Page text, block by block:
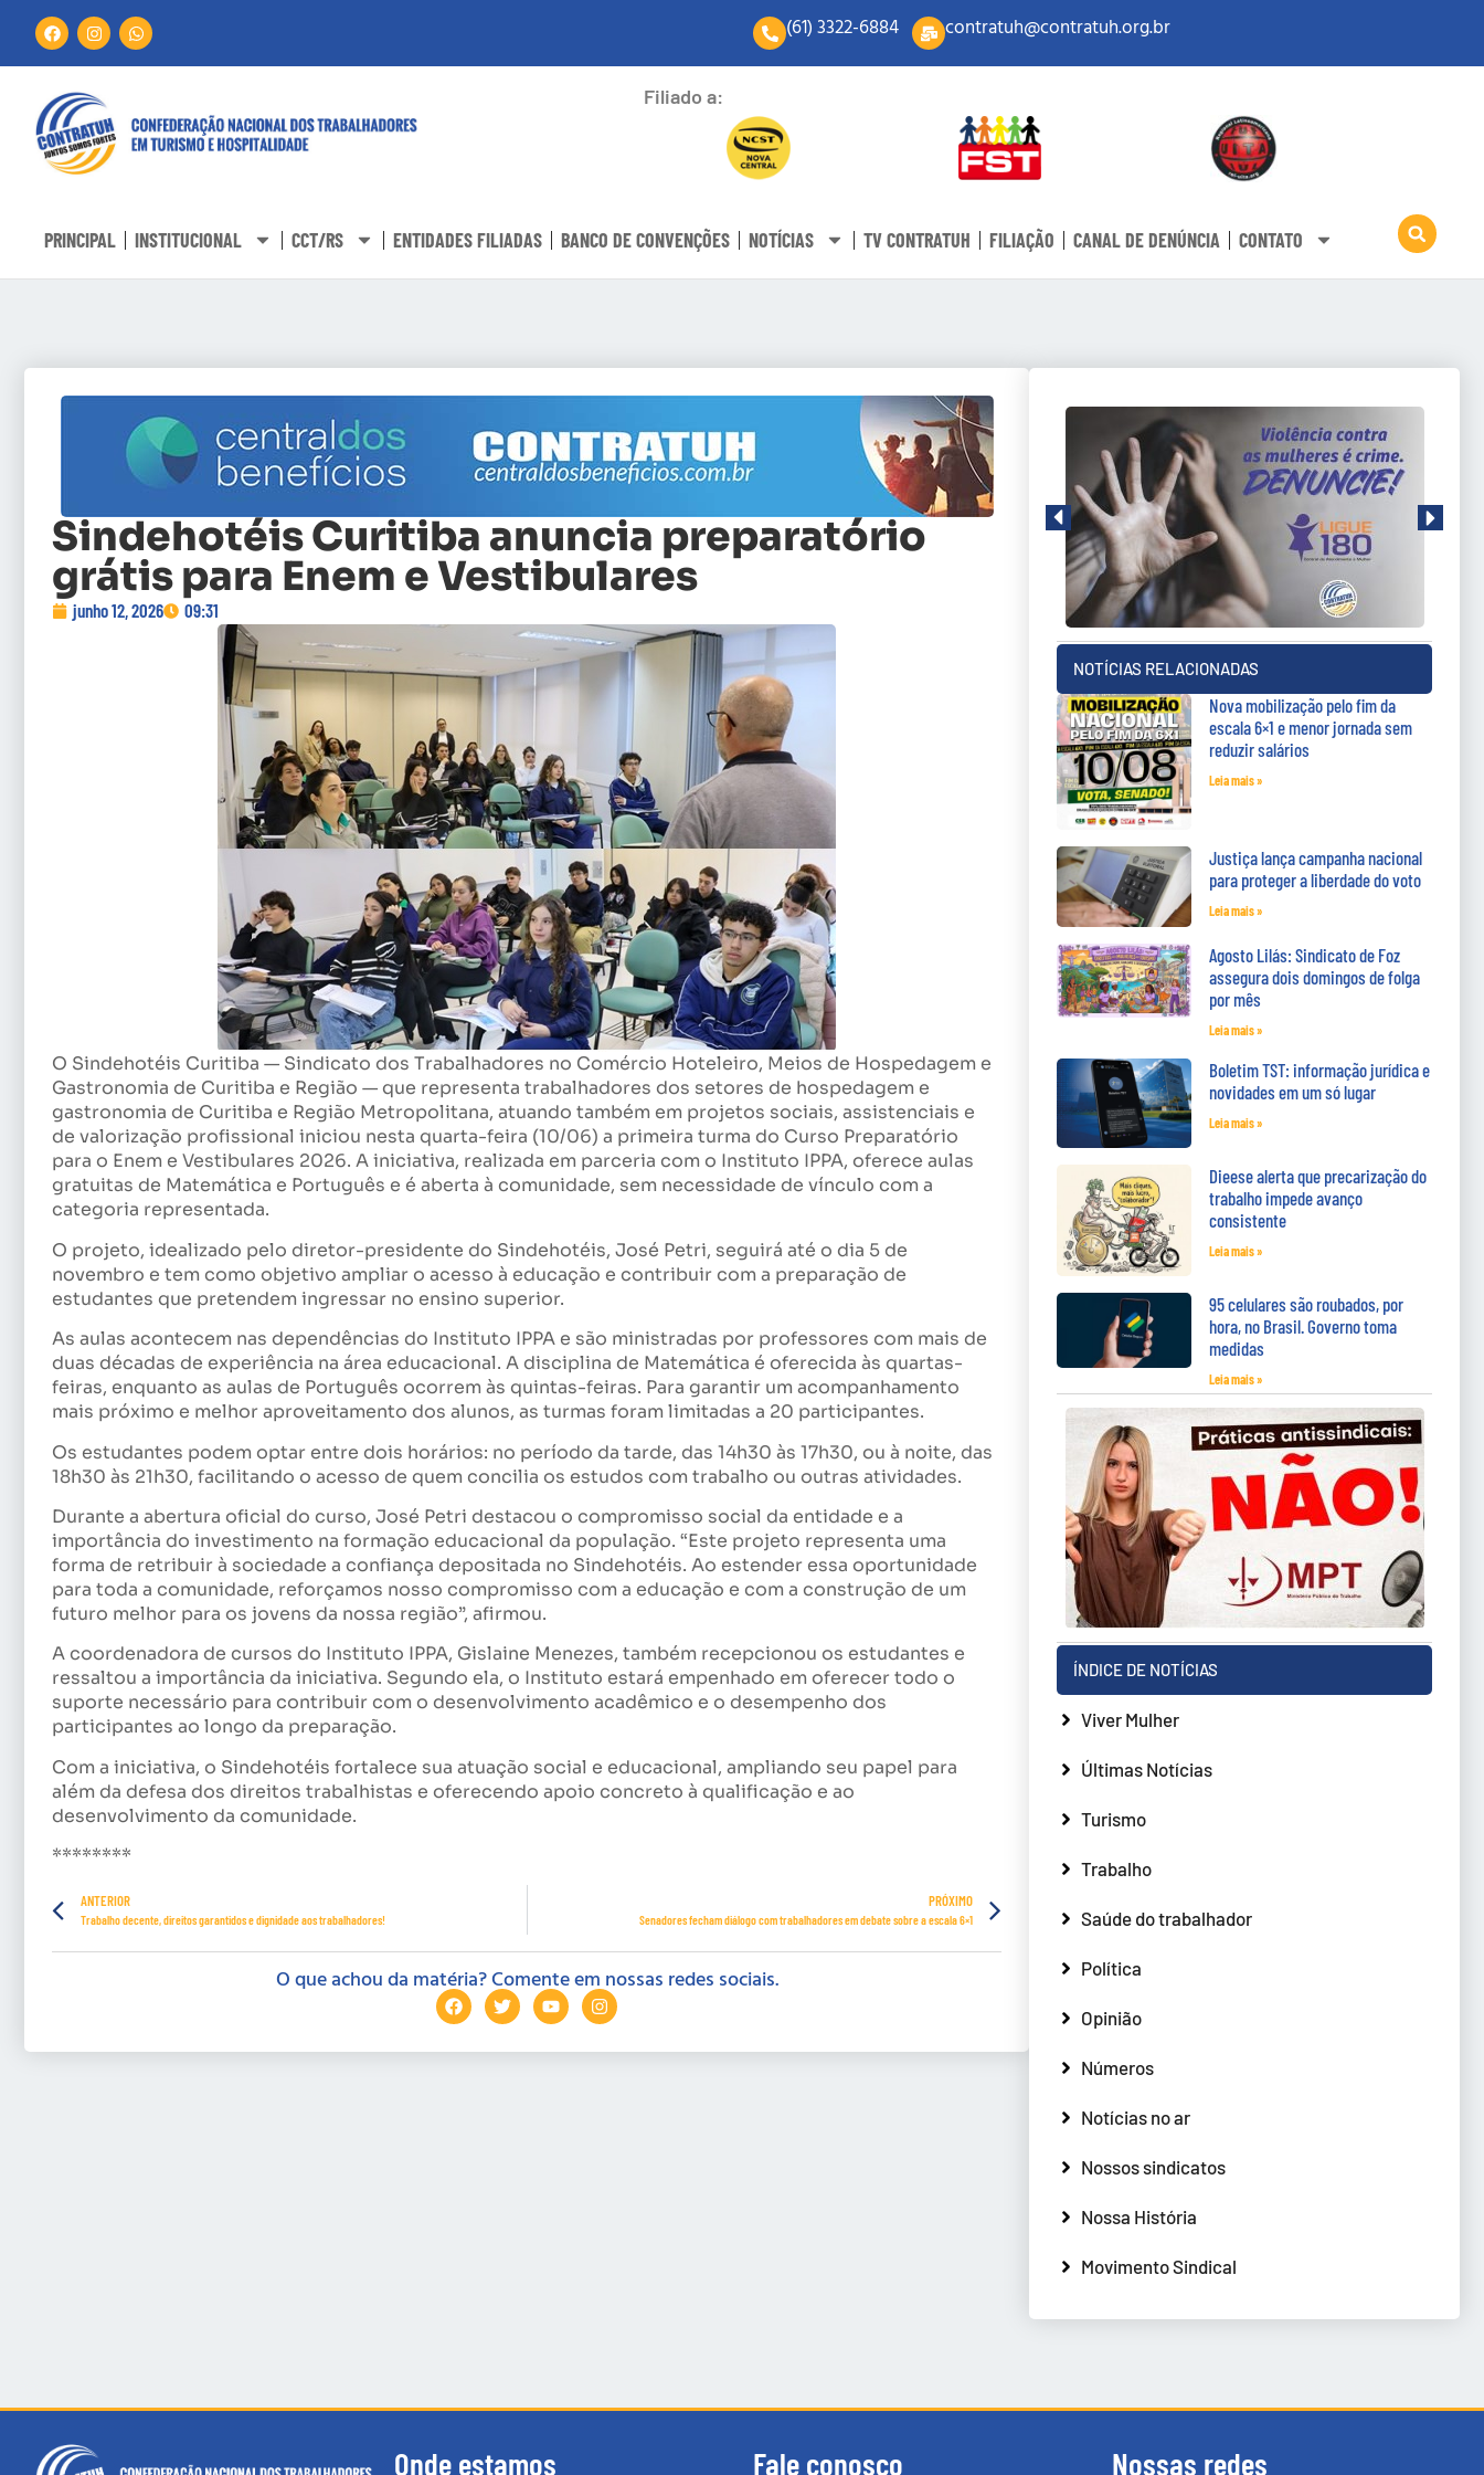
(61) 3322-6884 contratuh@contratuh.org.br
Filiado a:
PRINCIPAL INSTITUCIONAL CCT/RS ENTIDADES FILIADAS BANCO DE CONVENÇÕES NOTÍCIAS TV CONTRATUH FILIAÇÃO CANAL DE DENÚNCIA CONTATO
Sindehotéis Curitiba anuncia preparatório
grátis para Enem e Vestibulares
junho 12, 2026 09:31
O Sindehotéis Curitiba — Sindicato dos Trabalhadores no Comércio Hoteleiro, Meios de Hospedagem e
Gastronomia de Curitiba e Região — que representa trabalhadores dos setores de hospedagem e
gastronomia de Curitiba e Região Metropolitana, atuando também em projetos sociais, assistenciais e
de valorização profissional iniciou nesta quarta-feira (10/06) a primeira turma do Curso Preparatório
para o Enem e Vestibulares 2026. A iniciativa, realizada em parceria com o Instituto IPPA, oferece aulas
gratuitas de Matemática e Português e é aberta à comunidade, sem necessidade de vínculo com a
categoria representada.
O projeto, idealizado pelo diretor-presidente do Sindehotéis, José Petri, seguirá até o dia 5 de
novembro e tem como objetivo ampliar o acesso à educação e contribuir com a preparação de
estudantes que pretendem ingressar no ensino superior.
As aulas acontecem nas dependências do Instituto IPPA e são ministradas por professores com mais de
duas décadas de experiência na área educacional. A disciplina de Matemática é oferecida às quartas-
feiras, enquanto as aulas de Português ocorrem às quintas-feiras. Para garantir um acompanhamento
mais próximo e melhor aproveitamento dos alunos, as turmas foram limitadas a 20 participantes.
Os estudantes podem optar entre dois horários: no período da tarde, das 14h30 às 17h30, ou à noite, das
18h30 às 21h30, facilitando o acesso de quem concilia os estudos com trabalho ou outras atividades.
Durante a abertura oficial do curso, José Petri destacou o compromisso social da entidade e a
importância do investimento na formação educacional da população. “Este projeto representa uma
forma de retribuir à sociedade a confiança depositada no Sindehotéis. Ao estender essa oportunidade
para toda a comunidade, reforçamos nosso compromisso com a educação e com a construção de um
futuro melhor para os jovens da nossa região”, afirmou.
A coordenadora de cursos do Instituto IPPA, Gislaine Menezes, também recepcionou os estudantes e
ressaltou a importância da iniciativa. Segundo ela, o Instituto estará empenhado em oferecer todo o
suporte necessário para contribuir com o desenvolvimento acadêmico e o desempenho dos
participantes ao longo da preparação.
Com a iniciativa, o Sindehotéis fortalece sua atuação social e educacional, ampliando seu papel para
além da defesa dos direitos trabalhistas e oferecendo apoio concreto à qualificação e ao
desenvolvimento da comunidade.
********
ANTERIOR
Trabalho decente, direitos garantidos e dignidade aos trabalhadores!
PRÓXIMO
Senadores fecham diálogo com trabalhadores em debate sobre a escala 6×1
O que achou da matéria? Comente em nossas redes sociais.
NOTÍCIAS RELACIONADAS
Nova mobilização pelo fim da
escala 6×1 e menor jornada sem
reduzir salários
Leia mais »
Justiça lança campanha nacional
para proteger a liberdade do voto
Leia mais »
Agosto Lilás: Sindicato de Foz
assegura dois domingos de folga
por mês
Leia mais »
Boletim TST: informação jurídica e
novidades em um só lugar
Leia mais »
Dieese alerta que precarização do
trabalho impede avanço
consistente
Leia mais »
95 celulares são roubados, por
hora, no Brasil. Governo toma
medidas
Leia mais »
ÍNDICE DE NOTÍCIAS
Viver Mulher
Últimas Notícias
Turismo
Trabalho
Saúde do trabalhador
Política
Opinião
Números
Notícias no ar
Nossos sindicatos
Nossa História
Movimento Sindical
Onde estamos Fale conosco Nossas redes